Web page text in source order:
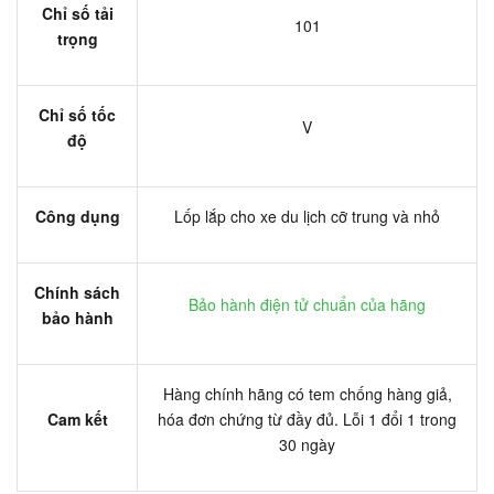
Chỉ số tải
trọng
101
Chỉ số tốc
độ
V
Công dụng Lốp lắp cho xe du lịch cỡ trung và nhỏ
Chính sách
bảo hành
Bảo hành điện tử chuẩn của hãng
Cam kết
Hàng chính hãng có tem chống hàng giả,
hóa đơn chứng từ đầy đủ. Lỗi 1 đổi 1 trong
30 ngày